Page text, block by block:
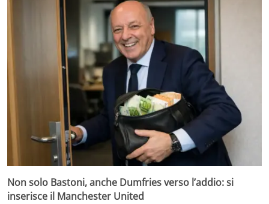
Non solo Bastoni, anche Dumfries verso l’addio: si
inserisce il Manchester United